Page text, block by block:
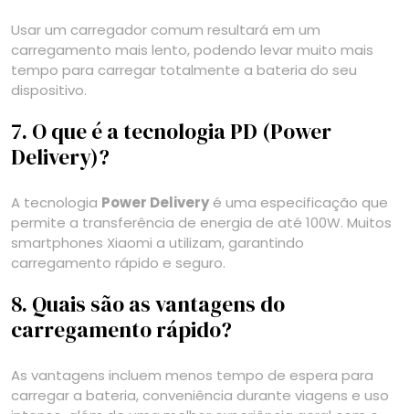
Usar um carregador comum resultará em um
carregamento mais lento, podendo levar muito mais
tempo para carregar totalmente a bateria do seu
dispositivo.
7. O que é a tecnologia PD (Power
Delivery)?
A tecnologia Power Deliveryé uma especificação que
permite a transferência de energia de até 100W. Muitos
smartphones Xiaomi a utilizam, garantindo
carregamento rápido e seguro.
8. Quais são as vantagens do
carregamento rápido?
As vantagens incluem menos tempo de espera para
carregar a bateria, conveniência durante viagens e uso